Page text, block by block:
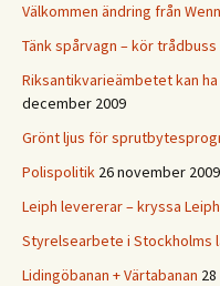
Välkommen ändring från
Tänk spårvagn – kör trådbuss
Riksantikvarieämbetet kan
december 2009
Grönt ljus för
Polispolitik 26 november 2009
Leiph levererar – kryssa Leiph
Styrelsearbete i Stockholms
Lidingöbanan + Värtabanan